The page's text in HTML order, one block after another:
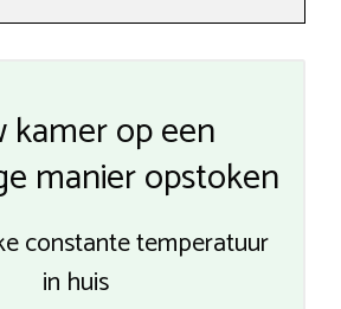
kamer op een
manier opstoken
constante temperatuur
in huis